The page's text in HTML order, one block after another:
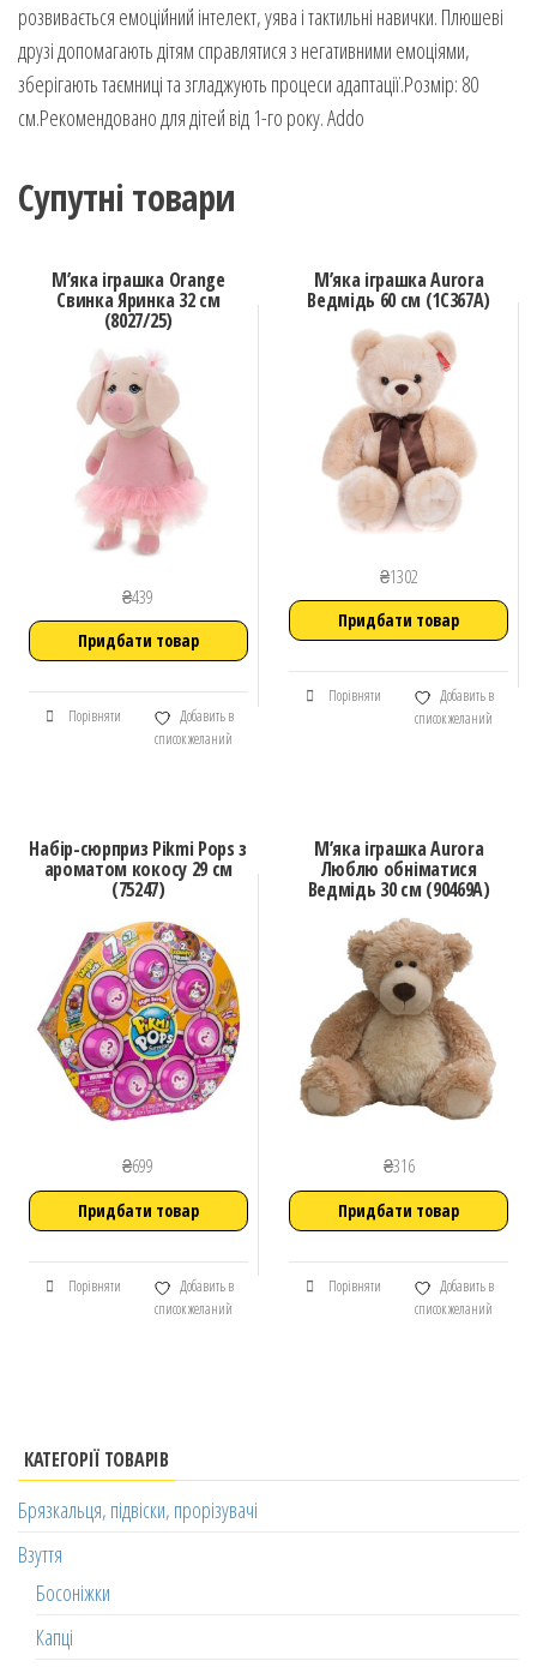
розвивається емоційний інтелект, уява і тактильні навички. Плюшеві
друзі допомагають дітям справлятися з негативними емоціями,
зберігають таємниці та згладжують процеси адаптації.Розмір: 80
см.Рекомендовано для дітей від 1-го року. Addo
Супутні товари
М’яка іграшка Orange
Свинка Яринка 32 см
(8027/25)
₴439
Придбати товар
Порівняти
Добавить в
список желаний
М’яка іграшка Aurora
Ведмідь 60 см (1C367A)
₴1302
Придбати товар
Порівняти
Добавить в
список желаний
Набір-сюрприз Pikmi Pops з
ароматом кокосу 29 см
(75247)
₴699
Придбати товар
Порівняти
Добавить в
список желаний
М’яка іграшка Aurora
Люблю обніматися
Ведмідь 30 см (90469A)
₴316
Придбати товар
Порівняти
Добавить в
список желаний
КАТЕГОРІЇ ТОВАРІВ
Брязкальця, підвіски, прорізувачі
Взуття
Босоніжки
Капці